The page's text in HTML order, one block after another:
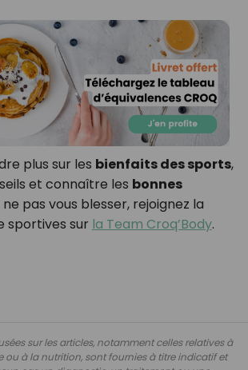
plus sur les bienfaits des sports,
et connaître les bonnes
pas vous blesser, rejoignez la
sportives sur la Team Croq’Body.
sur les articles, notamment celles relatives à
ou à la nutrition, sont fournies à titre indicatif et